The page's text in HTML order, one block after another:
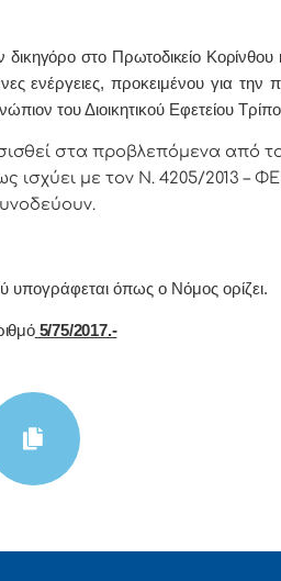
δικηγόρο στο Πρωτοδικείο Κορίνθου
ενέργειες, προκειμένου για την
του Διοικητικού Εφετείου
στα προβλεπόμενα από
ισχύει με τον Ν. 4205/2013 –
υπoγράφεται όπως o Νόμoς oρίζει.
5/75/2017.-